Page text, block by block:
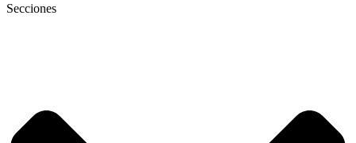
Secciones